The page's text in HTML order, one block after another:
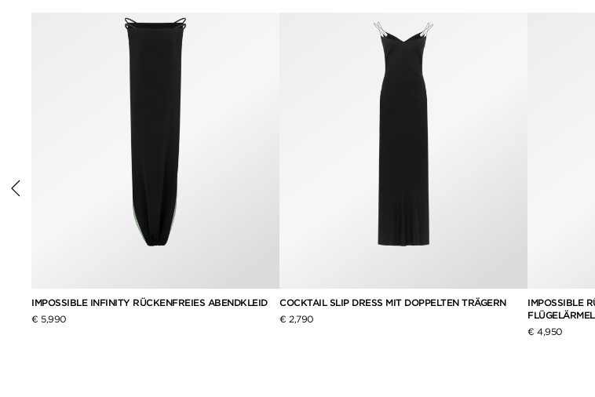
IMPOSSIBLE INFINITY RÜCKENFREIES ABENDKLEID
€ 5,990
COCKTAIL SLIP DRESS MIT DOPPELTEN TRÄGERN
€ 2,790
IMPOSSIBLE
€ 4,950